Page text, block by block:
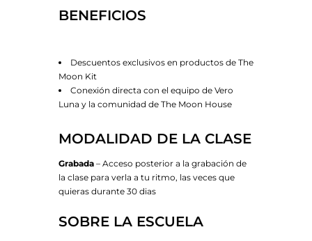
BENEFICIOS
Descuentos exclusivos en productos de The
Moon Kit
Conexión directa con el equipo de Vero
Luna y la comunidad de The Moon House
MODALIDAD DE LA CLASE
Grabada – Acceso posterior a la grabación de
la clase para verla a tu ritmo, las veces que
quieras durante 30 dias
SOBRE LA ESCUELA